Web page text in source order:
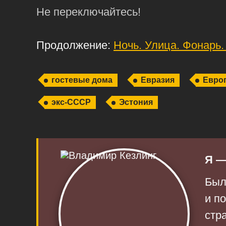
Не переключайтесь!
Продолжение: Ночь. Улица.
гостевые дома Евразия
экс-СССР Эстония
Я —
и